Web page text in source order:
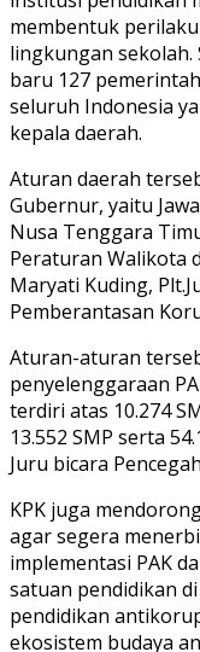
membentuk
lingkungan sekolah.
baru 127
seluruh Indonesia
kepala daerah.
Aturan daerah
Gubernur, yaitu
Nusa Tenggara
Peraturan Walikota
Maryati Kuding,
Pemberantasan
Aturan-aturan
penyelenggaraan
terdiri atas 10.274
13.552 SMP serta
Juru bicara
KPK juga
agar segera
implementasi PAK
satuan pendidikan
pendidikan
ekosistem budaya